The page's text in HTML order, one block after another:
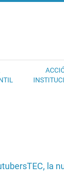
la